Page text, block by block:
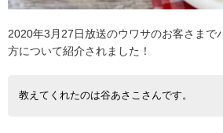
2020年3月27日放送のウワサのお客さまで
方について紹介されました！
教えてくれたのは谷あさこさんです。